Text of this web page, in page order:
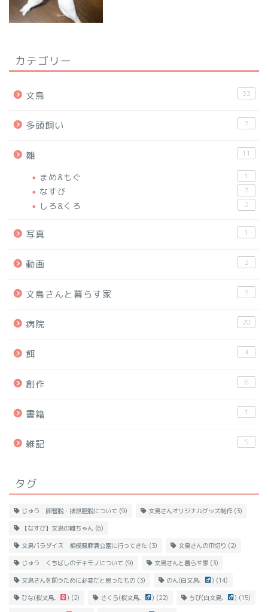
カテゴリー
文鳥 33
多頭飼い 7
雛 11
まめ&もぐ 1
なすび 7
しろ&くろ 2
写真 1
動画 2
文鳥さんと暮らす家 7
病院 20
餌 4
創作 6
書籍 1
雑記 5
タグ
じゅう 卵管脱・排泄腔脱について (9) 文鳥さんオリジナルグッズ制作 (3)
【なすび】文鳥の雛ちゃん (6)
文鳥パラダイス 相模原麻溝公園に行ってきた (3) 文鳥さんの爪切り (2)
じゅう くちばしのデキモノについて (9) 文鳥さんと暮らす家 (3)
文鳥さんを飼うために必要だと思ったもの (3) のん(白文鳥、 ) (14)
ひな(桜文鳥、 ) (2) さくら(桜文鳥、 ) (22) ちび(白文鳥、 ) (15)